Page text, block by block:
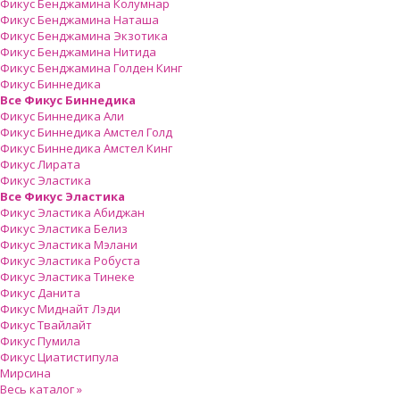
Фикус Бенджамина Колумнар
Фикус Бенджамина Наташа
Фикус Бенджамина Экзотика
Фикус Бенджамина Нитида
Фикус Бенджамина Голден Кинг
Фикус Биннедика
Все Фикус Биннедика
Фикус Биннедика Али
Фикус Биннедика Амстел Голд
Фикус Биннедика Амстел Кинг
Фикус Лирата
Фикус Эластика
Все Фикус Эластика
Фикус Эластика Абиджан
Фикус Эластика Белиз
Фикус Эластика Мэлани
Фикус Эластика Робуста
Фикус Эластика Тинеке
Фикус Данита
Фикус Миднайт Лэди
Фикус Твайлайт
Фикус Пумила
Фикус Циатистипула
Мирсина
Весь каталог »